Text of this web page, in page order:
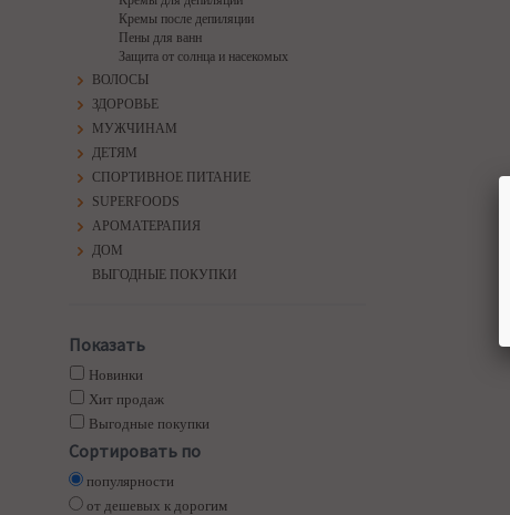
Кремы после депиляции
Пены для ванн
Защита от солнца и насекомых
ВОЛОСЫ
ЗДОРОВЬЕ
МУЖЧИНАМ
ДЕТЯМ
СПОРТИВНОЕ ПИТАНИЕ
SUPERFOODS
АРОМАТЕРАПИЯ
ДОМ
ВЫГОДНЫЕ ПОКУПКИ
Показать
Новинки
Хит продаж
Выгодные покупки
Сортировать по
популярности
от дешевых к дорогим